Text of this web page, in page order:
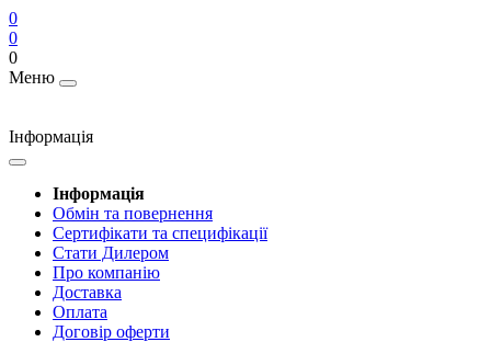
0
0
0
Меню
Інформація
Інформація
Обмін та повернення
Сертифікати та специфікації
Стати Дилером
Про компанію
Доставка
Оплата
Договір оферти